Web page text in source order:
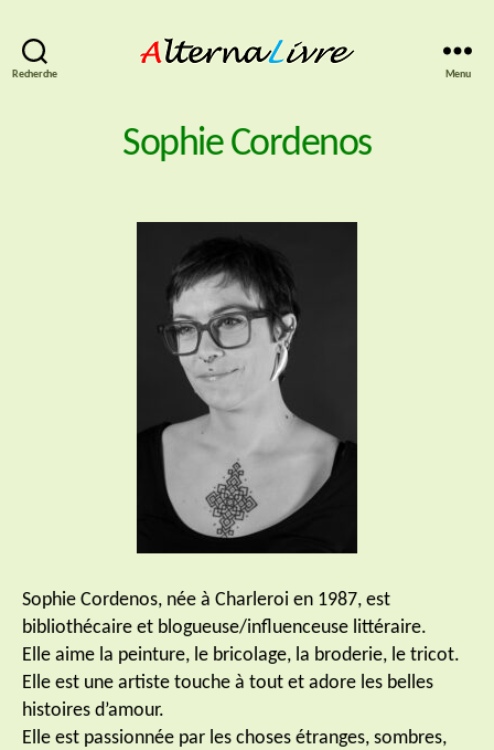
Recherche Menu
Sophie Cordenos
Sophie Cordenos, née à Charleroi en 1987, est
bibliothécaire et blogueuse/influenceuse littéraire.
Elle aime la peinture, le bricolage, la broderie, le tricot.
Elle est une artiste touche à tout et adore les belles
histoires d’amour.
Elle est passionnée par les choses étranges, sombres,